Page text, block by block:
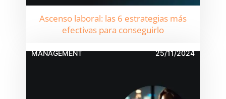
Ascenso laboral: las 6 estrategias más
efectivas para conseguirlo
MANAGEMENT 25/11/2024